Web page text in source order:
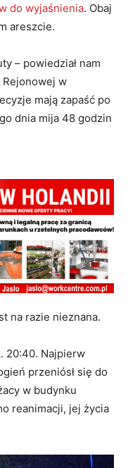
do wyjaśnienia. Obaj
areszcie.
– powiedział nam
w
mają zapaść po
dnia mija 48 godzin
na razie nieznana.
20:40. Najpierw
przeniósł się do
w budynku
reanimacji, jej życia